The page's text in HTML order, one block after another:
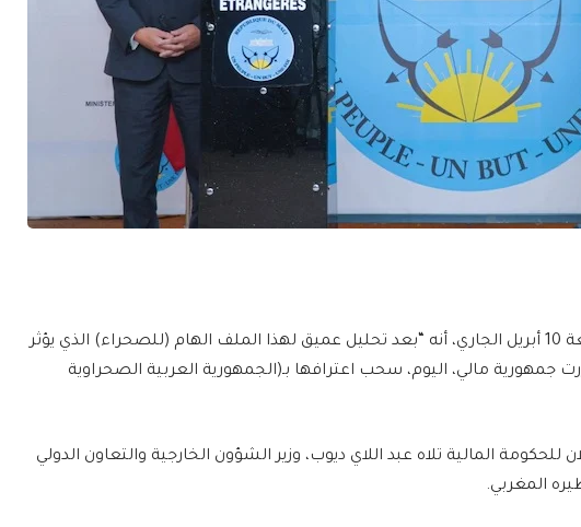
أعلنت جمهورية مالي، اليوم الجمعة 10 أبريل الجاري، أنه “بعد تحليل عميق لهذا الملف الهام (للصحراء) الذي يؤثر
جمهورية مالي، اليوم، سحب اعترافها بـ(الجمهورية العربية الصحراوية
المالية تلاه عبد اللاي ديوب، وزير الشؤون الخارجية والتعاون الدولي
المغربي.